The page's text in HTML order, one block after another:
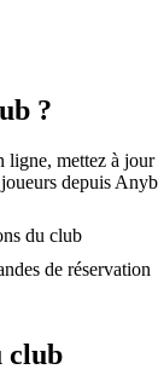
?
ligne, mettez à
depuis
du club
de réservation
club